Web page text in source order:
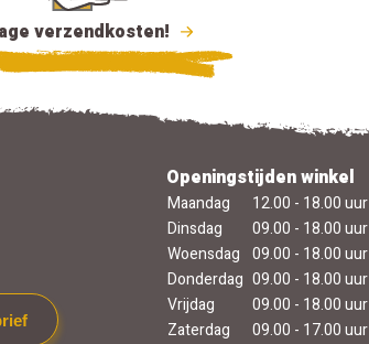
verzendkosten!
Openingstijden winkel
Maandag
12.00 - 18.00 uur
Dinsdag
09.00 - 18.00 uur
Woensdag 09.00 - 18.00 uur
Donderdag 09.00 - 18.00 uur
Vrijdag
09.00 - 18.00 uur
Zaterdag
09.00 - 17.00 uur